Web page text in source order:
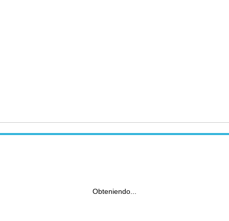
Obteniendo...